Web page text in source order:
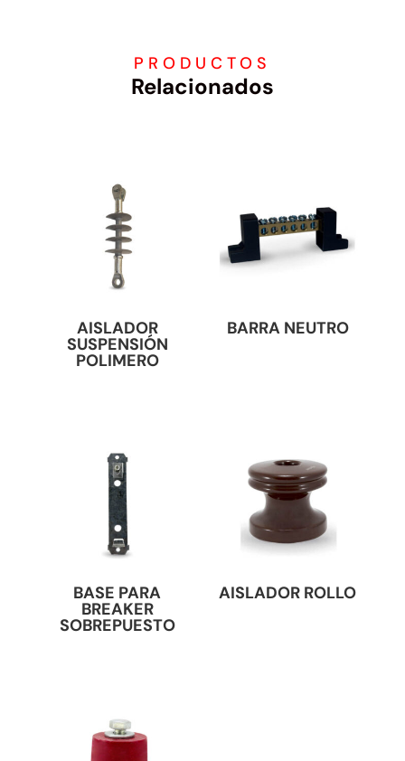
PRODUCTOS
Relacionados
AISLADOR
SUSPENSIÓN
POLIMERO
BARRA NEUTRO
BASE PARA
BREAKER
SOBREPUESTO
AISLADOR ROLLO